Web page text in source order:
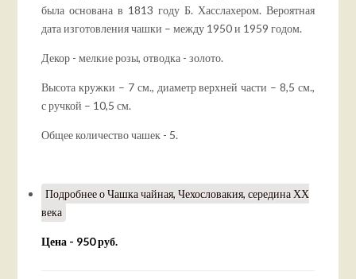
была основана в 1813 году Б. Хасслахером. Вероятная
дата изготовления чашки – между 1950 и 1959 годом.
Декор - мелкие розы, отводка - золото.
Высота кружки – 7 см., диаметр верхней части – 8,5 см.,
с ручкой – 10,5 см.
Общее количество чашек - 5.
Подробнеео Чашка чайная, Чехословакия, середина ХХ
века
Цена - 950 руб.